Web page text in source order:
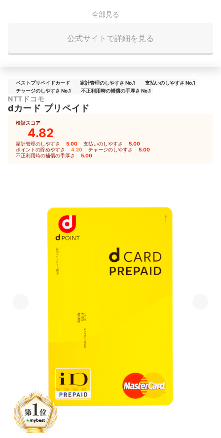
全部見る
公式サイトで詳細を見る
ベストプリペイドカード 家計管理のしやすさ No.1
支払いのしやすさ No.1
チャージのしやすさ No.1
不正利用時の補償の手厚さ No.1
NTTドコモ
dカード プリペイド
検証スコア
4.82
家計管理のしやすさ 5.00 支払いのしやすさ 5.00
ポイントの貯めやすさ 4.20 チャージのしやすさ 5.00
不正利用時の補償の手厚さ 5.00